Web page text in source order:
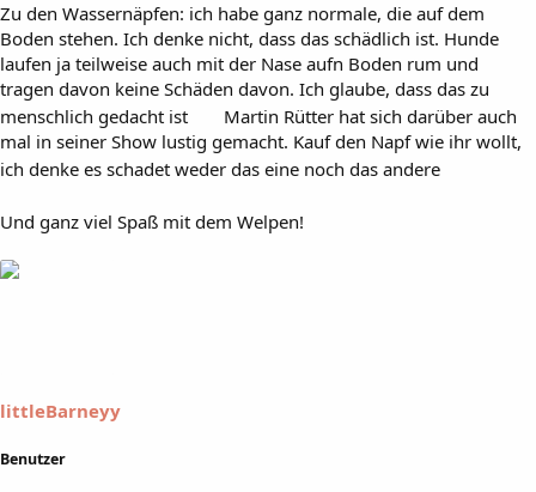
Zu den Wassernäpfen: ich habe ganz normale, die auf dem
Boden stehen. Ich denke nicht, dass das schädlich ist. Hunde
laufen ja teilweise auch mit der Nase aufn Boden rum und
tragen davon keine Schäden davon. Ich glaube, dass das zu
menschlich gedacht ist
Martin Rütter hat sich darüber auch
mal in seiner Show lustig gemacht. Kauf den Napf wie ihr wollt,
ich denke es schadet weder das eine noch das andere
Und ganz viel Spaß mit dem Welpen!
littleBarneyy
Benutzer